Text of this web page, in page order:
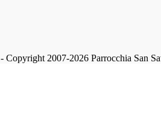
- Copyright 2007-2026 Parrocchia San